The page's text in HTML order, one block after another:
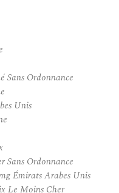
Sans Ordonnance
Unis
Sans Ordonnance
Émirats Arabes Unis
Le Moins Cher